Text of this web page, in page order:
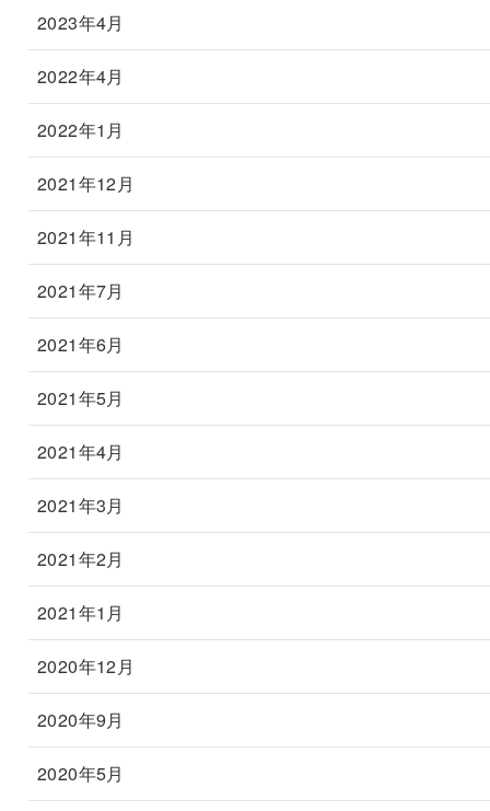
2023年4月
2022年4月
2022年1月
2021年12月
2021年11月
2021年7月
2021年6月
2021年5月
2021年4月
2021年3月
2021年2月
2021年1月
2020年12月
2020年9月
2020年5月